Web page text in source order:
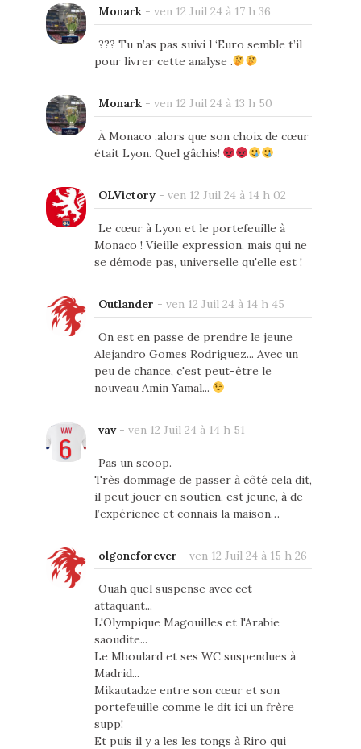
Monark- ven 12 Juil 24 à 17 h 36
??? Tu n’as pas suivi l ‘Euro semble t’il
pour livrer cette analyse .
Monark- ven 12 Juil 24 à 13 h 50
À Monaco ,alors que son choix de cœur
était Lyon. Quel gâchis!
OLVictory- ven 12 Juil 24 à 14 h 02
Le cœur à Lyon et le portefeuille à
Monaco ! Vieille expression, mais qui ne
se démode pas, universelle qu'elle est !
Outlander - ven 12 Juil 24 à 14 h 45
On est en passe de prendre le jeune
Alejandro Gomes Rodriguez... Avec un
peu de chance, c'est peut-être le
nouveau Amin Yamal...
vav- ven 12 Juil 24 à 14 h 51
Pas un scoop.
Très dommage de passer à côté cela dit,
il peut jouer en soutien, est jeune, à de
l’expérience et connais la maison…
olgoneforever - ven 12 Juil 24 à 15 h 26
Ouah quel suspense avec cet
attaquant...
L'Olympique Magouilles et l'Arabie
saoudite...
Le Mboulard et ses WC suspendues à
Madrid...
Mikautadze entre son cœur et son
portefeuille comme le dit ici un frère
supp!
Et puis il y a les les tongs à Riro qui